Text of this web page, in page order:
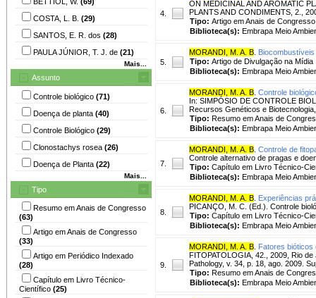
COSTA, L. B. (29)
SANTOS, E. R. dos (28)
PAULA JÚNIOR, T. J. de (21)
Mais...
Assunto
Controle biológico (71)
Doença de planta (40)
Controle Biológico (29)
Clonostachys rosea (26)
Doença de Planta (22)
Mais...
Tipo
Resumo em Anais de Congresso
(63)
Artigo em Anais de Congresso
(33)
Artigo em Periódico Indexado
(28)
Capítulo em Livro Técnico-
Científico (25)
4.
ON MEDICINAL AND AROMATIC
PLANTS AND CONDIMENTS, 2.,
Tipo: Artigo em Anais de
Biblioteca(s): Embrapa Meio
5.
MORANDI, M. A. B
Tipo: Artigo de Divulgação na Mídia
Biblioteca(s): Embrapa Meio
6.
MORANDI, M. A. B Controle
In: SIMPÓSIO DE CONTROLE
Recursos Genéticos e
Tipo: Resumo em Anais de
Biblioteca(s): Embrapa Meio
7.
MORANDI, M. A. B Controle de
Controle alternativo de pragas e
Tipo: Capítulo em Livro Técnico-
Biblioteca(s): Embrapa Meio
8.
MORANDI, M. A. B Experiências
PICANÇO, M. C. (Ed.). Controle
Tipo: Capítulo em Livro Técnico-
Biblioteca(s): Embrapa Meio
9.
MORANDI, M. A. B Fatores bióticos
FITOPATOLOGIA, 42., 2009, Rio
Pathology, v. 34, p. 18, ago. 2009.
Tipo: Resumo em Anais de
Biblioteca(s): Embrapa Meio